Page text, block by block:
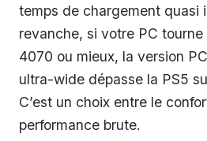
temps de chargement quasi
revanche, si votre PC
4070 ou mieux, la version
ultra-wide dépasse la PS5
C’est un choix entre le
performance brute.